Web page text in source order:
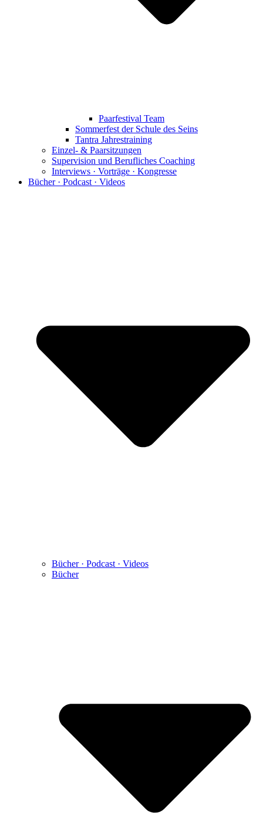
Paarfestival Team
Sommerfest der Schule des Seins
Tantra Jahrestraining
Einzel- & Paarsitzungen
Supervision und Berufliches Coaching
Interviews · Vorträge · Kongresse
Bücher · Podcast · Videos
Bücher · Podcast · Videos
Bücher